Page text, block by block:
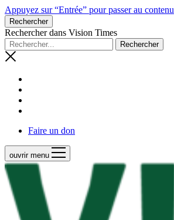
Appuyez sur “Entrée” pour passer au contenu
Rechercher
Rechercher dans Vision Times
Faire un don
ouvrir menu